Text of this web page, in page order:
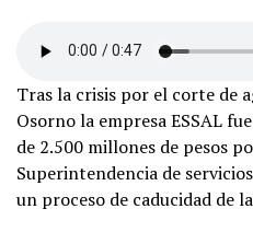
Tras la crisis por el corte de
Osorno la empresa ESSAL
de 2.500 millones de pesos
Superintendencia de
un proceso de caducidad de